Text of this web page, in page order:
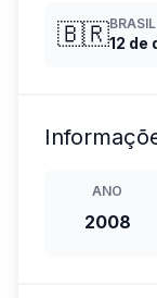
🇧🇷BRASIL
12 de
ANO
2008